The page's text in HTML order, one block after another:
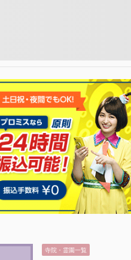
寺院・霊園一覧